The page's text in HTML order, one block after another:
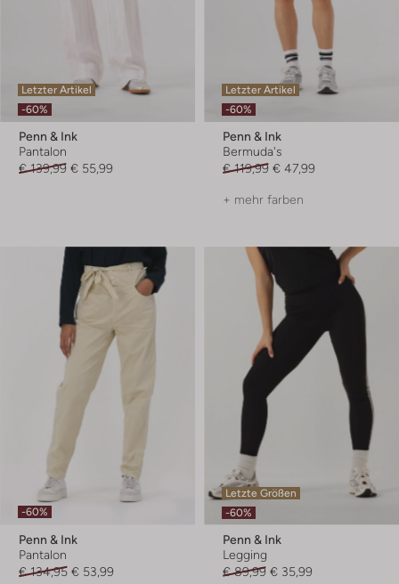
Letzter Artikel
-60%
Penn & Ink
Pantalon
€ 139,99 € 55,99
Letzter Artikel
-60%
Penn & Ink
Bermuda's
€ 119,99 € 47,99
+ mehr farben
-60%
Penn & Ink
Pantalon
€ 134,95 € 53,99
Letzte Größen
-60%
Penn & Ink
Legging
€ 89,99 € 35,99